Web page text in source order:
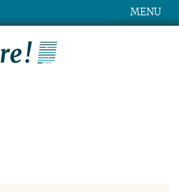
MENU